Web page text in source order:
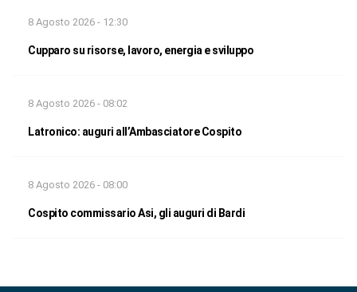
8 Agosto 2026 - 12:30
Cupparo su risorse, lavoro, energia e sviluppo
8 Agosto 2026 - 08:02
Latronico: auguri all’Ambasciatore Cospito
8 Agosto 2026 - 08:00
Cospito commissario Asi, gli auguri di Bardi